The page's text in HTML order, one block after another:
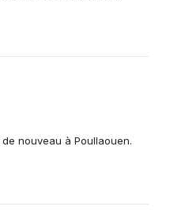
nouveau à Poullaouen.